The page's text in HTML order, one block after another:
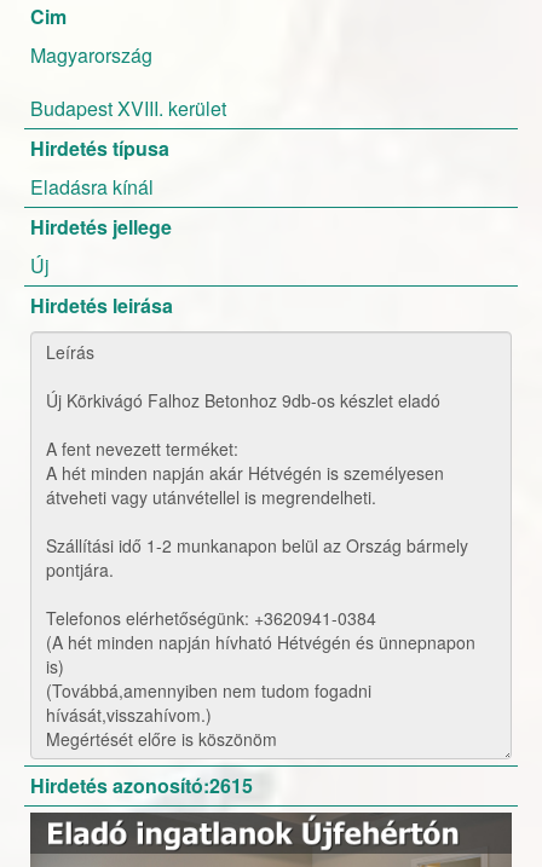
Cim
Magyarország
Budapest XVIII. kerület
Hirdetés típusa
Eladásra kínál
Hirdetés jellege
Új
Hirdetés leirása
Hirdetés azonosító:2615